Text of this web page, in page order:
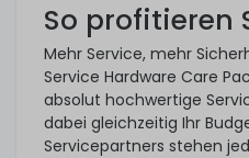
So profitieren
Mehr Service, mehr
Service Hardware Care
absolut hochwertige
dabei gleichzeitig Ihr
Servicepartners stehen